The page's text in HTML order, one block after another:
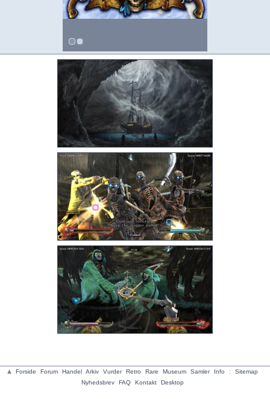
Forside Forum Handel Arkiv Vurder Retro Rare Museum Samler Info :
Sitemap
Nyhedsbrev
FAQ Kontakt
Desktop